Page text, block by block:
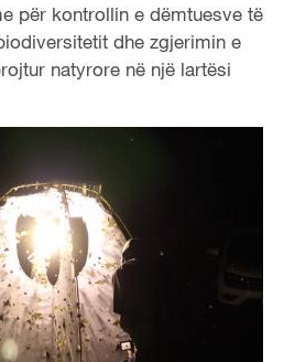
për kontrollin e dëmtuesve të
dhe zgjerimin e
natyrore në një lartësi